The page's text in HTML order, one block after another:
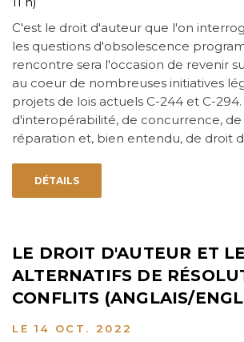
C'est le droit d'auteur que l'on
les questions d'obsolescence
rencontre sera l'occasion de revenir
au coeur de nombreuses initiatives
projets de lois actuels C-244 et C-
d'interopérabilité, de concurrence, de
réparation et, bien entendu, de droit
DÉTAILS
LE DROIT D'AUTEUR ET
ALTERNATIFS DE
CONFLITS (ANGLAIS/
LE 14 OCT. 2022